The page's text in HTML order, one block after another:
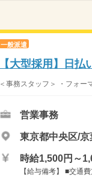
一般派遣
【大型採用】日
＜事務スタッフ＞ ・フォー
営業事務
東京都中央区/
時給1,500円～
【給与備考】 ■交通